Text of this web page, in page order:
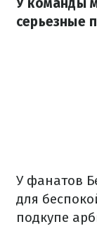
серьезные
У фанатов
для
подкупе